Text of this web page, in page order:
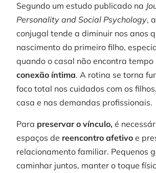
Segundo um estudo publicado na
Personality and Social Psychology,
conjugal tende a diminuir nos anos
nascimento do primeiro filho,
quando o casal não encontra tempo
conexão íntima. A rotina se torna
foco total nos cuidados com os
casa e nas demandas profissionais.
Para preservar o vínculo, é
espaços de reencontro afetivo e
relacionamento familiar. Pequenos
caminhar juntos, manter o toque